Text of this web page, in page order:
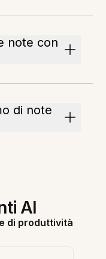
note con
di note
AI
di produttività